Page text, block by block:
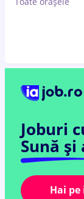
Joburi
Sună și
Hai